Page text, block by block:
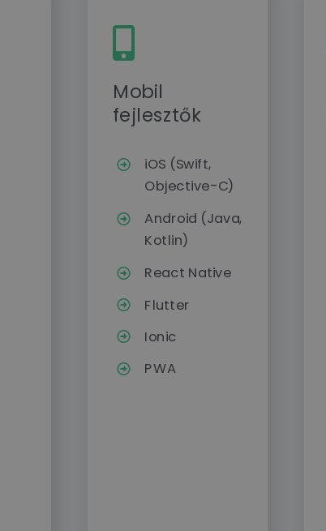
Mobil
fejlesztők
iOS (Swift,
Objective-C)
Android (Java,
Kotlin)
React Native
Flutter
Ionic
PWA